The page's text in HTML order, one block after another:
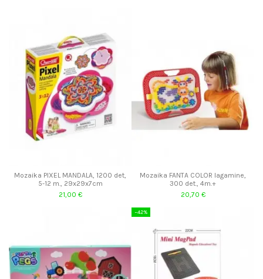
Mozaika PIXEL MANDALA, 1200 det,
5-12 m., 29x29x7cm
21,00 €
Mozaika FANTA COLOR lagamine,
300 det., 4m.+
20,70 €
−42%